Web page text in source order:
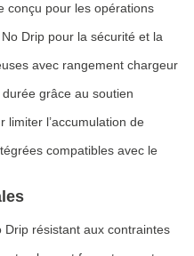
conçu pour les opérations
Drip pour la sécurité et la
avec rangement chargeur
grâce au soutien
limiter l’accumulation de
compatibles avec le
Drip résistant aux contraintes